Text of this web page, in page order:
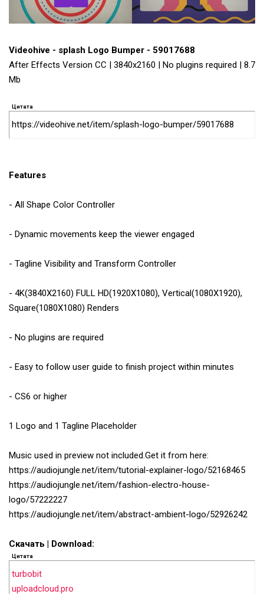
Videohive - splash Logo Bumper - 59017688
After Effects Version CC | 3840x2160 | No plugins required | 8.7
Mb
Цитата
https://videohive.net/item/splash-logo-bumper/59017688
Features
- All Shape Color Controller
- Dynamic movements keep the viewer engaged
- Tagline Visibility and Transform Controller
- 4K(3840X2160) FULL HD(1920X1080), Vertical(1080X1920),
Square(1080X1080) Renders
- No plugins are required
- Easy to follow user guide to finish project within minutes
- CS6 or higher
1 Logo and 1 Tagline Placeholder
Music used in preview not included.Get it from here:
https://audiojungle.net/item/tutorial-explainer-logo/52168465
https://audiojungle.net/item/fashion-electro-house-
logo/57222227
https://audiojungle.net/item/abstract-ambient-logo/52926242
Скачать | Download:
Цитата
turbobit
uploadcloud.pro